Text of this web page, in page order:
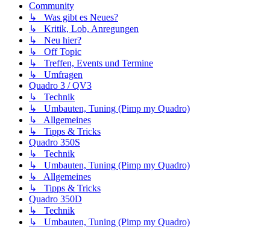
Community
↳ Was gibt es Neues?
↳ Kritik, Lob, Anregungen
↳ Neu hier?
↳ Off Topic
↳ Treffen, Events und Termine
↳ Umfragen
Quadro 3 / QV3
↳ Technik
↳ Umbauten, Tuning (Pimp my Quadro)
↳ Allgemeines
↳ Tipps & Tricks
Quadro 350S
↳ Technik
↳ Umbauten, Tuning (Pimp my Quadro)
↳ Allgemeines
↳ Tipps & Tricks
Quadro 350D
↳ Technik
↳ Umbauten, Tuning (Pimp my Quadro)